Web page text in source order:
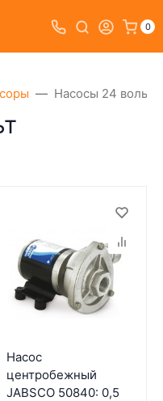
0
Насосы 24 вольт
Насос
центробежный
JABSCO 50840: 0,5